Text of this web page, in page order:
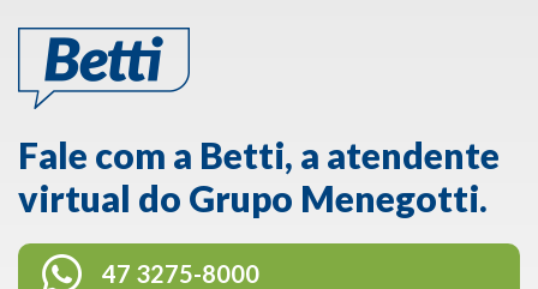
Fale com a Betti, a atendente
virtual do Grupo Menegotti.
47 3275-8000